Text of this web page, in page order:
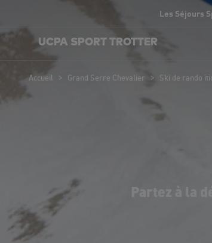
Les Séjours
UCPA SPORT TROTTER
Accueil > Grand Serre Chevalier > Ski de rando
Partez à la